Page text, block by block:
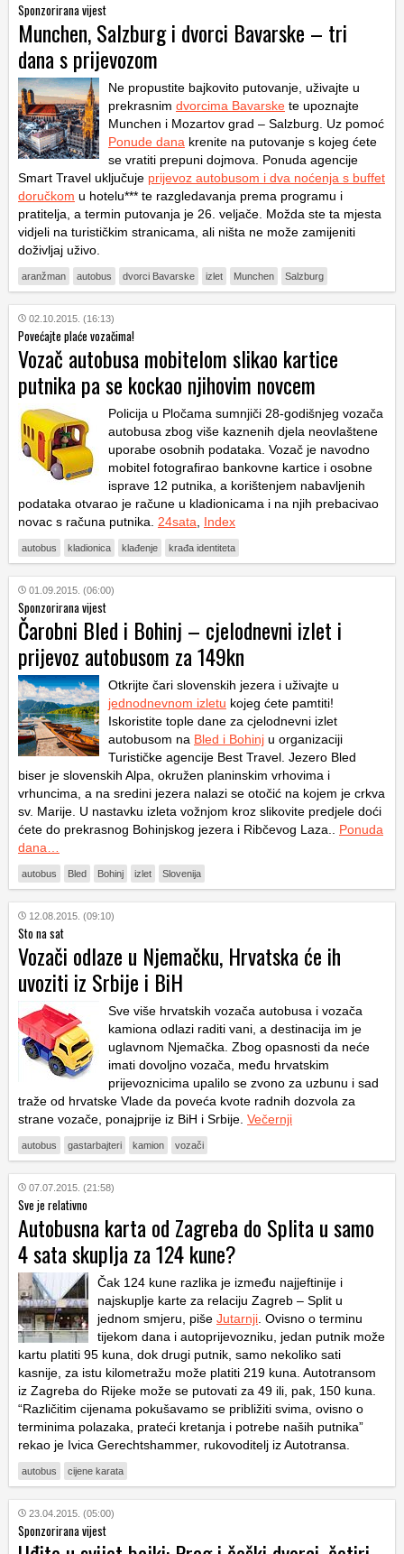
Sponzorirana vijest
Munchen, Salzburg i dvorci Bavarske – tri
dana s prijevozom
Ne propustite bajkovito putovanje, uživajte u
prekrasnim dvorcima Bavarske te upoznajte
Munchen i Mozartov grad – Salzburg. Uz pomoć
Ponude dana krenite na putovanje s kojeg ćete
se vratiti prepuni dojmova. Ponuda agencije
Smart Travel uključuje prijevoz autobusom i dva noćenja s buffet
doručkom u hotelu*** te razgledavanja prema programu i
pratitelja, a termin putovanja je 26. veljače. Možda ste ta mjesta
vidjeli na turističkim stranicama, ali ništa ne može zamijeniti
doživljaj uživo.
aranžman autobus dvorci Bavarske izlet Munchen Salzburg
02.10.2015. (16:13)
Povećajte plaće vozačima!
Vozač autobusa mobitelom slikao kartice
putnika pa se kockao njihovim novcem
Policija u Pločama sumnjiči 28-godišnjeg vozača
autobusa zbog više kaznenih djela neovlaštene
uporabe osobnih podataka. Vozač je navodno
mobitel fotografirao bankovne kartice i osobne
isprave 12 putnika, a korištenjem nabavljenih
podataka otvarao je račune u kladionicama i na njih prebacivao
novac s računa putnika. 24sata Index
autobus kladionica klađenje krađa identiteta
01.09.2015. (06:00)
Sponzorirana vijest
Čarobni Bled i Bohinj – cjelodnevni izlet i
prijevoz autobusom za 149kn
Otkrijte čari slovenskih jezera i uživajte u
jednodnevnom izletu kojeg ćete pamtiti!
Iskoristite tople dane za cjelodnevni izlet
autobusom na Bled i Bohinj u organizaciji
Turističke agencije Best Travel. Jezero Bled
biser je slovenskih Alpa, okružen planinskim vrhovima i
vrhuncima, a na sredini jezera nalazi se otočić na kojem je crkva
sv. Marije. U nastavku izleta vožnjom kroz slikovite predjele doći
ćete do prekrasnog Bohinjskog jezera i Ribčevog Laza.. Ponuda
dana…
autobus Bled Bohinj izlet Slovenija
12.08.2015. (09:10)
Sto na sat
Vozači odlaze u Njemačku, Hrvatska će ih
uvoziti iz Srbije i BiH
Sve više hrvatskih vozača autobusa i vozača
kamiona odlazi raditi vani, a destinacija im je
uglavnom Njemačka. Zbog opasnosti da neće
imati dovoljno vozača, među hrvatskim
prijevoznicima upalilo se zvono za uzbunu i sad
traže od hrvatske Vlade da poveća kvote radnih dozvola za
strane vozače, ponajprije iz BiH i Srbije. Večernji
autobus gastarbajteri kamion vozači
07.07.2015. (21:58)
Sve je relativno
Autobusna karta od Zagreba do Splita u samo
4 sata skuplja za 124 kune?
Čak 124 kune razlika je između najjeftinije i
najskuplje karte za relaciju Zagreb – Split u
jednom smjeru, piše Jutarnji . Ovisno o terminu
tijekom dana i autoprijevozniku, jedan putnik može
kartu platiti 95 kuna, dok drugi putnik, samo nekoliko sati
kasnije, za istu kilometražu može platiti 219 kuna. Autotransom
iz Zagreba do Rijeke može se putovati za 49 ili, pak, 150 kuna.
“Različitim cijenama pokušavamo se približiti svima, ovisno o
terminima polazaka, prateći kretanja i potrebe naših putnika”
rekao je Ivica Gerechtshammer, rukovoditelj iz Autotransa.
autobus cijene karata
23.04.2015. (05:00)
Sponzorirana vijest